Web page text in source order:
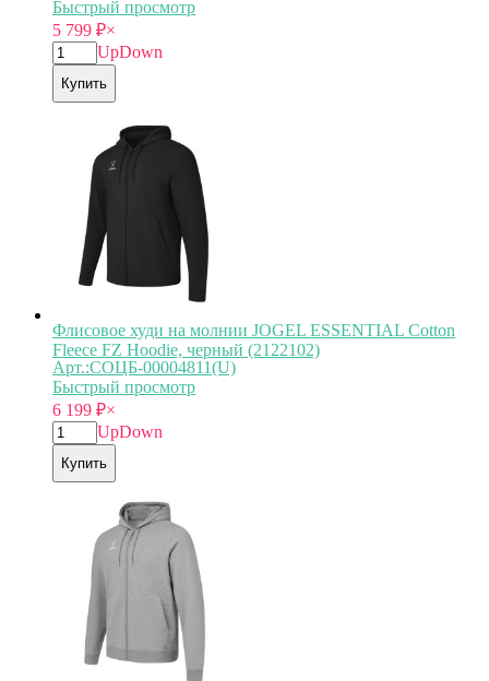
Быстрый просмотр
5 799 ₽×
UpDown
Купить
Флисовое худи на молнии JOGEL ESSENTIAL Cotton
Fleece FZ Hoodie, черный (2122102)
Арт.:СОЦБ-00004811(U)
Быстрый просмотр
6 199 ₽×
UpDown
Купить